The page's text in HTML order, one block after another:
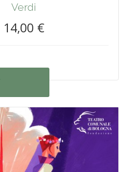
Verdi
14,00 €